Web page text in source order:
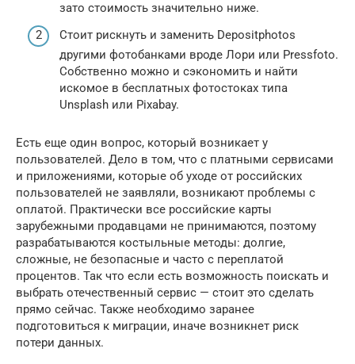
зато стоимость значительно ниже.
Стоит рискнуть и заменить Depositphotos
другими фотобанками вроде Лори или Pressfoto.
Собственно можно и сэкономить и найти
искомое в бесплатных фотостоках типа
Unsplash или Pixabay.
Есть еще один вопрос, который возникает у
пользователей. Дело в том, что с платными сервисами
и приложениями, которые об уходе от российских
пользователей не заявляли, возникают проблемы с
оплатой. Практически все российские карты
зарубежными продавцами не принимаются, поэтому
разрабатываются костыльные методы: долгие,
сложные, не безопасные и часто с переплатой
процентов. Так что если есть возможность поискать и
выбрать отечественный сервис — стоит это сделать
прямо сейчас. Также необходимо заранее
подготовиться к миграции, иначе возникнет риск
потери данных.